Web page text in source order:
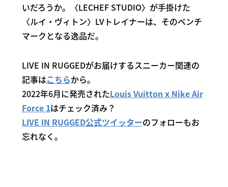
いだろうか。〈LECHEF STUDIO〉が手掛けた
〈ルイ・ヴィトン〉LVトレイナーは、そのベンチ
マークとなる逸品だ。
LIVE IN RUGGEDがお届けするスニーカー関連の
記事はこちらから。
2022年6月に発売されたLouis Vuitton x Nike Air
Force 1はチェック済み？
LIVE IN RUGGED公式ツイッターのフォローもお
忘れなく。